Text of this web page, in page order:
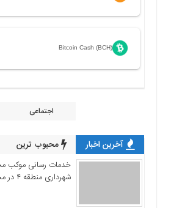
Bitcoin Cash (BCH)
اجتماعی
آخرین اخبار محبوب ترین
خدمات رسانی موکب
شهرداری منطقه ۴ در مسیر مشایه